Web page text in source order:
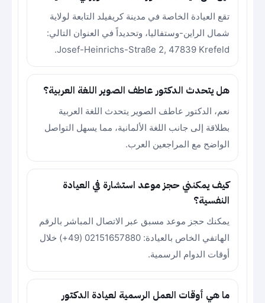
تقع العيادة الخاصة في مدينة كريفيلد التابعة لولاية
شمال الراين-وستفاليا، وتحديداً في العنوان التالي:
Josef-Heinrichs-Straße 2, 47839 Krefeld.
هل يتحدث الدكتور عاطف الصوير اللغة العربية؟
نعم، الدكتور عاطف الصوير يتحدث اللغة العربية
بطلاقة إلى جانب اللغة الألمانية، مما يسهل التواصل
الواضح مع المراجعين العرب.
كيف يمكنني حجز موعد استشارة في العيادة
النفسية؟
يمكنك حجز موعد مسبق عبر الاتصال المباشر بالرقم
الهاتفي الخاص بالعيادة: 02151657880 (49+) خلال
أوقات الدوام الرسمية.
ما هي أوقات العمل الرسمية لعيادة الدكتور